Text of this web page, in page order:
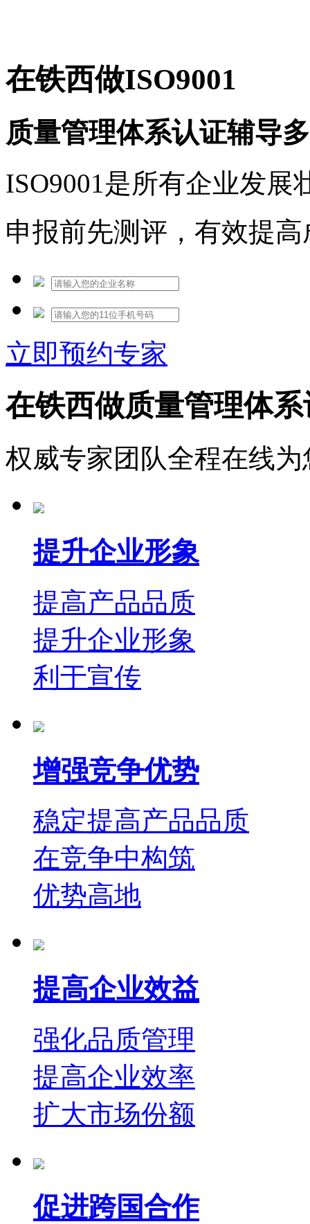
在铁西做ISO9001
质量管理体系认证辅导
ISO9001是所有企业发展
申报前先测评，有效提
立即预约专家
在铁西做质量管理体
权威专家团队全程在线
提升企业形象
提高产品品质
提升企业形象
利于宣传
增强竞争优势
稳定提高产品品质
在竞争中构筑
优势高地
提高企业效益
强化品质管理
提高企业效率
扩大市场份额
促进跨国合作